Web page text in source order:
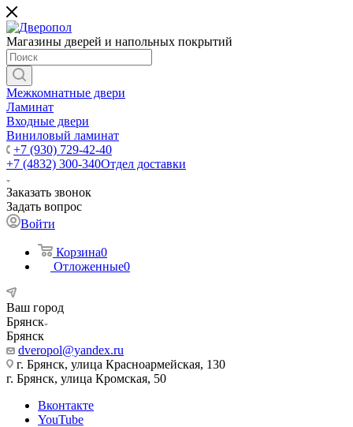
Магазины дверей и напольных покрытий
Межкомнатные двери
Ламинат
Входные двери
Виниловый ламинат
+7 (930) 729-42-40
+7 (4832) 300-340Отдел доставки
Заказать звонок
Задать вопрос
Войти
Корзина0
Отложенные0
Ваш город
Брянск
Брянск
dveropol@yandex.ru
г. Брянск, улица Красноармейская, 130
г. Брянск, улица Кромская, 50
Вконтакте
YouTube